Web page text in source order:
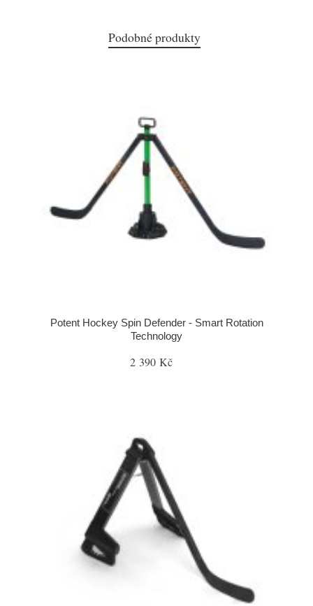
Podobné produkty
Potent Hockey Spin Defender - Smart Rotation
Technology
2 390 Kč